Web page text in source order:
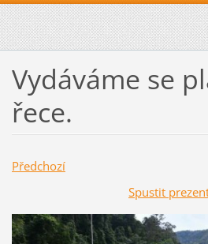
Vydáváme se
řece.
Předchozí
Spustit